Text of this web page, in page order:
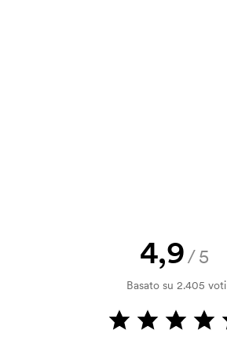
al momento della stampa.
da stampare. Se ripeti lo stesso
4,9/5
Basato su 2.405 voti